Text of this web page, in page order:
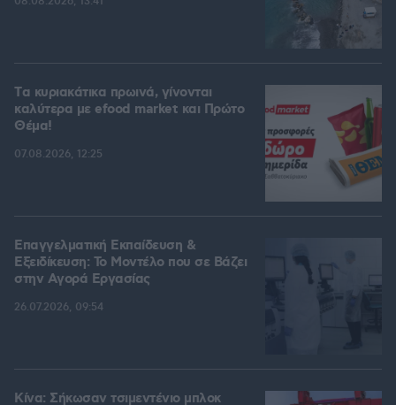
Tα κυριακάτικα πρωινά, γίνονται
καλύτερα με efood market και Πρώτο
Θέμα!
07.08.2026, 12:25
Επαγγελματική Εκπαίδευση &
Εξειδίκευση: Το Mοντέλο που σε Bάζει
στην Aγορά Eργασίας
26.07.2026, 09:54
Κίνα: Σήκωσαν τσιμεντένιο μπλοκ